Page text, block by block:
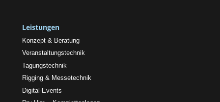
Leistungen
Konzept & Beratung
Veranstaltungstechnik
Tagungstechnik
Rigging & Messetechnik
Digital-Events